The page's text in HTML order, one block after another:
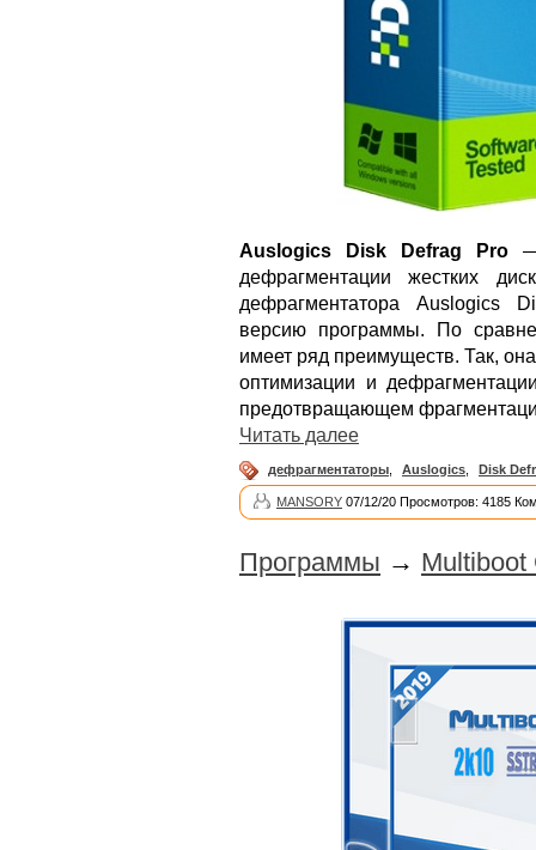
Auslogics Disk Defrag Pro —
дефрагментации жестких
дефрагментатора Auslogics
версию программы. По
имеет ряд преимуществ. Так,
оптимизации и
предотвращающем
Читать далее
дефрагментаторы Auslogics Disk
MANSORY 07/12/20 Просмотров: 4185
Программы → Multiboot